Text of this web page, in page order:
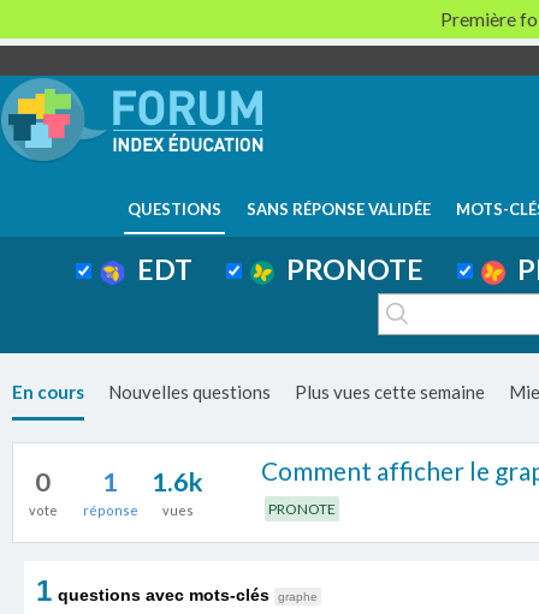
QUESTIONS SANS RÉPONSE VALIDÉE MOTS-
EDT PRONOTE
En cours Nouvelles questions Plus vues cette semaine
0
vote
1
réponse
1.6k
vues
Comment afficher le
PRONOTE
1 questions avec mots-clés graphe
Première